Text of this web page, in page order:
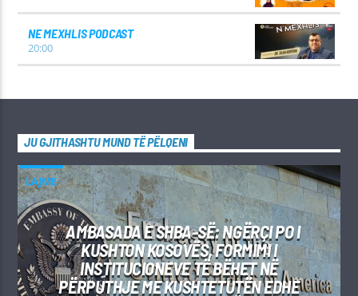
NE MEXHLIS PODCAST
20:00
JU GJITHASHTU MUND TË PËLQENI
LAJME
AMBASADA E SHBA-SË: NGËRÇI PO I
KUSHTON KOSOVËS, FORMIMI I
INSTITUCIONEVE TË BËHET NË
PËRPUTHJE ME KUSHTETUTËN EDHE